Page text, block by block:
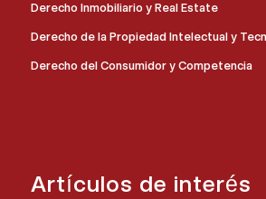
Derecho Inmobiliario y Real Estate
Derecho de la Propiedad Intelectual y
Derecho del Consumidor y Competencia
Artículos de interés